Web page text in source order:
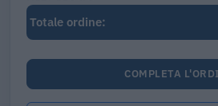
Totale ordine:
COMPLETA